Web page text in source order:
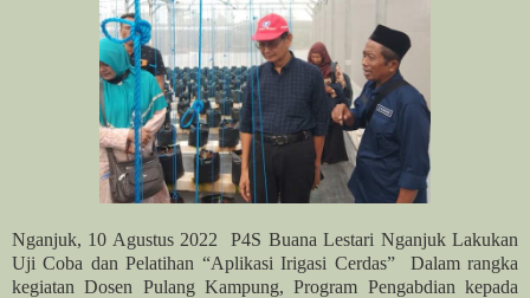
Nganjuk, 10 Agustus 2022
P4S Buana Lestari Nganjuk Lakukan
Uji Coba dan Pelatihan “Aplikasi Irigasi Cerdas”
Dalam rangka
kegiatan Dosen Pulang Kampung, Program Pengabdian kepada